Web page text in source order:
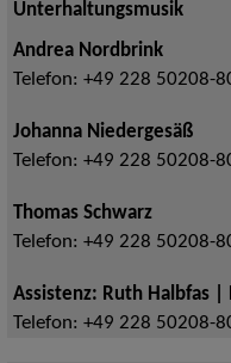
Unterhaltungsmusik
Andrea Nordbrink
Telefon: +49 228 50208-
Johanna Niedergesäß
Telefon: +49 228 50208-
Thomas Schwarz
Telefon: +49 228 50208-
Assistenz: Ruth Halbfas |
Telefon: +49 228 50208-